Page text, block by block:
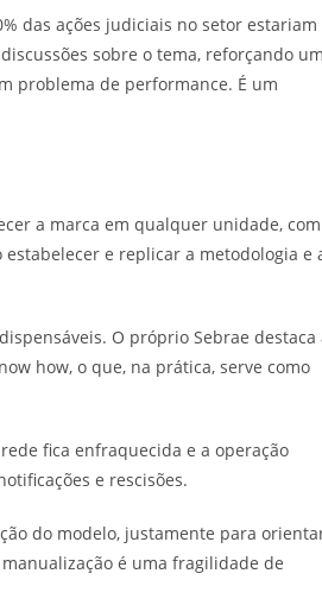
das ações judiciais no setor estariam
sobre o tema, reforçando um
problema de performance. É um
a marca em qualquer unidade, com
e replicar a metodologia e
O próprio Sebrae destaca
how, o que, na prática, serve como
fica enfraquecida e a operação
e rescisões.
do modelo, justamente para
é uma fragilidade de